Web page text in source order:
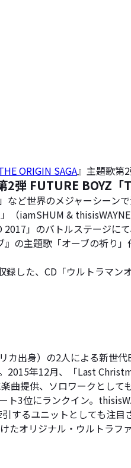
ORIGIN SAGA』主題歌第
2弾 FUTURE BOYZ
ど世界のメジャーシーン
（iamSHUM &
」のバトルステージに
の主題歌「オーブの祈り
した、CD「ウルトラマン
出身）の2人による新世
年12月、「Last
曲提供、ソロワークとし
3位にランクイン。
するユニットとしても注目
オリジナル・ウルトラフ